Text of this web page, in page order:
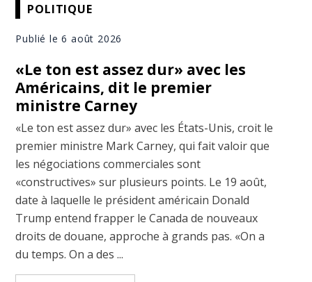
POLITIQUE
Publié le 6 août 2026
«Le ton est assez dur» avec les
Américains, dit le premier
ministre Carney
«Le ton est assez dur» avec les États-Unis, croit le
premier ministre Mark Carney, qui fait valoir que
les négociations commerciales sont
«constructives» sur plusieurs points. Le 19 août,
date à laquelle le président américain Donald
Trump entend frapper le Canada de nouveaux
droits de douane, approche à grands pas. «On a
du temps. On a des ...